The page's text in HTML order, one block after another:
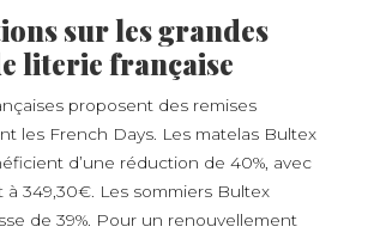
sur les grandes
literie française
proposent des remises
les French Days. Les matelas Bultex
d’une réduction de 40%, avec
à 349,30€. Les sommiers Bultex
de 39%. Pour un renouvellement